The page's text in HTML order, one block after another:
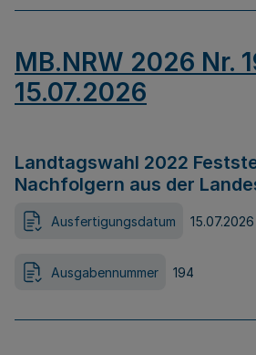
MB.NRW 2026 Nr.
15.07.2026
Landtagswahl 2022
Nachfolgern aus der
Ausfertigungsdatum 15.07.2026
Ausgabennummer 194